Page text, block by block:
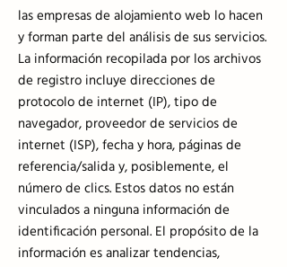
las empresas de alojamiento web lo hacen
y forman parte del análisis de sus servicios.
La información recopilada por los archivos
de registro incluye direcciones de
protocolo de internet (IP), tipo de
navegador, proveedor de servicios de
internet (ISP), fecha y hora, páginas de
referencia/salida y, posiblemente, el
número de clics. Estos datos no están
vinculados a ninguna información de
identificación personal. El propósito de la
información es analizar tendencias,